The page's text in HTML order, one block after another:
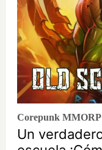
Corepunk
Un